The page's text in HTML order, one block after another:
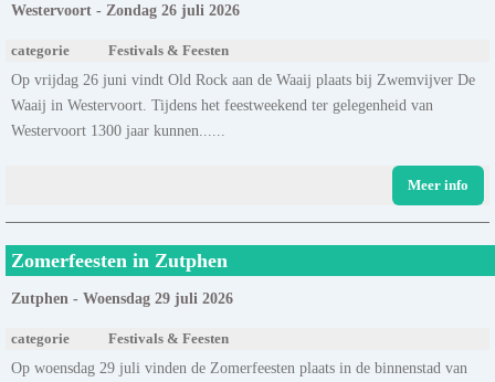
Westervoort - Zondag 26 juli 2026
categorie Festivals & Feesten
Op vrijdag 26 juni vindt Old Rock aan de Waaij plaats bij Zwemvijver De
Waaij in Westervoort. Tijdens het feestweekend ter gelegenheid van
Westervoort 1300 jaar kunnen......
Meer info
Zomerfeesten in Zutphen
Zutphen - Woensdag 29 juli 2026
categorie Festivals & Feesten
Op woensdag 29 juli vinden de Zomerfeesten plaats in de binnenstad van